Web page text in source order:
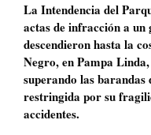
La Intendencia del
actas de infracción a un
descendieron hasta la
Negro, en Pampa
superando las barandas
restringida por su
accidentes.